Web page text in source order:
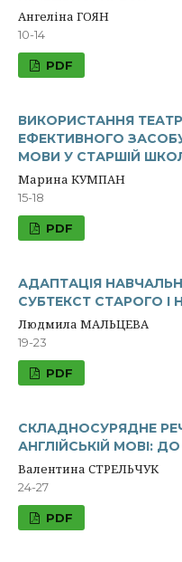
Ангеліна ГОЯН
10-14
PDF
ВИКОРИСТАННЯ
ЕФЕКТИВНОГО
МОВИ У СТАРШІЙ
Марина КУМПАН
15-18
PDF
АДАПТАЦІЯ
СУБТЕКСТ СТАРОГО І
Людмила МАЛЬЦЕВА
19-23
PDF
СКЛАДНОСУРЯДНЕ
АНГЛІЙСЬКІЙ МОВІ:
Валентина СТРЕЛЬЧУК
24-27
PDF